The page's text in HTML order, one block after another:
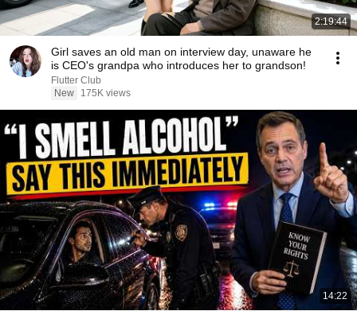
2:19:44
Girl saves an old man on interview day, unaware he
is CEO's grandpa who introduces her to grandson!
Flutter Club
New
175K views
14:22